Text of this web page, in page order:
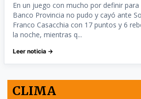
En un juego con mucho por definir
Banco Provincia no pudo y cayó ante
Franco Casacchia con 17 puntos y 6
la noche, mientras q...
Leer noticia →
CLIMA